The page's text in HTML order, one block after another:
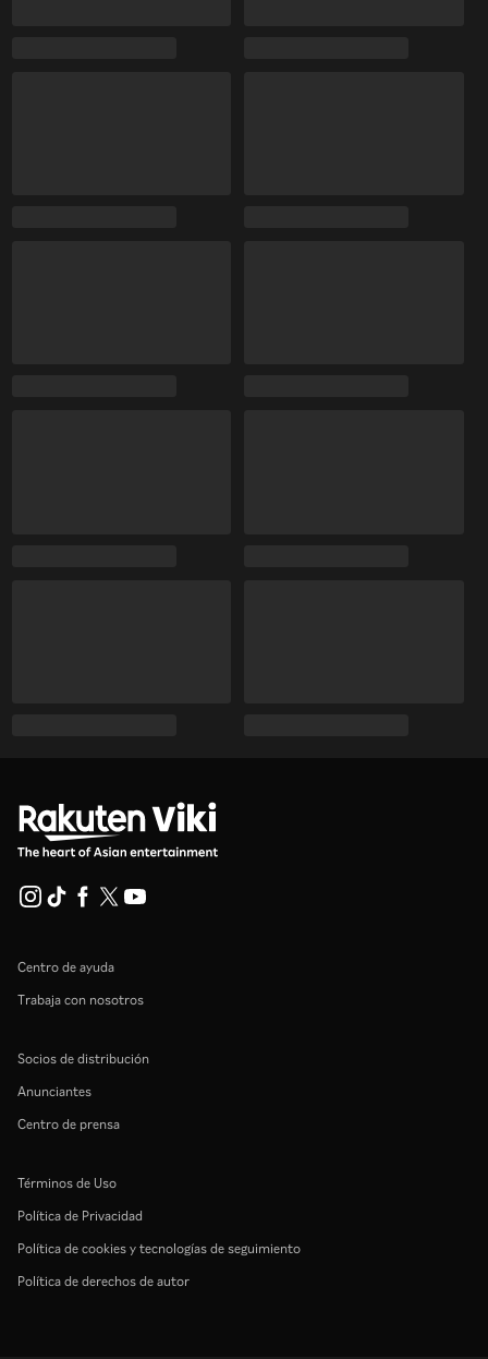
Centro de ayuda
Trabaja con nosotros
Socios de distribución
Anunciantes
Centro de prensa
Términos de Uso
Política de Privacidad
Política de cookies y tecnologías de seguimiento
Política de derechos de autor